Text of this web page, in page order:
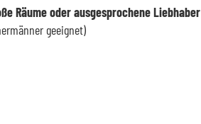
Räume oder ausgesprochene Liebhaber
geeignet)